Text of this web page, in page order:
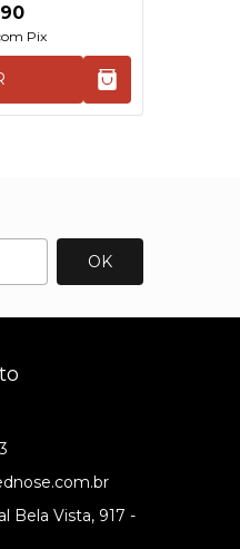
Pix
Bela Vista, 917 -